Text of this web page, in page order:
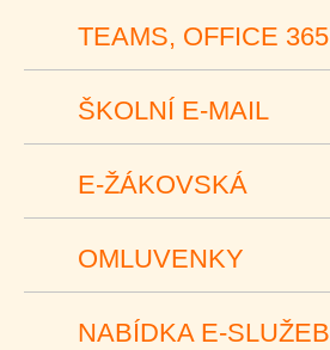
TEAMS, OFFICE 365
ŠKOLNÍ E-MAIL
E-ŽÁKOVSKÁ
OMLUVENKY
NABÍDKA E-SLUŽEB